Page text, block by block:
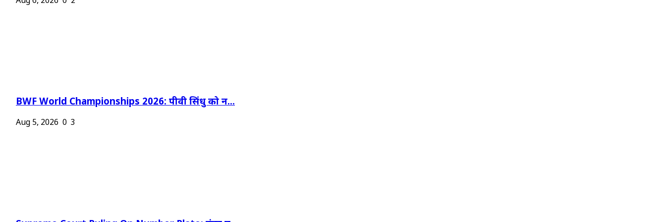
BWF World Championships 2026: पीवी सिंधु को न...
Aug 5, 2026 0 3